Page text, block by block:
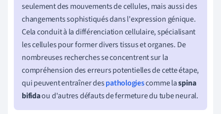
seulement des mouvements de cellules, mais aussi des
changements sophistiqués dans l'expression génique.
Cela conduit à la différenciation cellulaire, spécialisant
les cellules pour former divers tissus et organes. De
nombreuses recherches se concentrent sur la
compréhension des erreurs potentielles de cette étape,
qui peuvent entraîner despathologiescomme laspina
bifidaou d'autres défauts de fermeture du tube neural.